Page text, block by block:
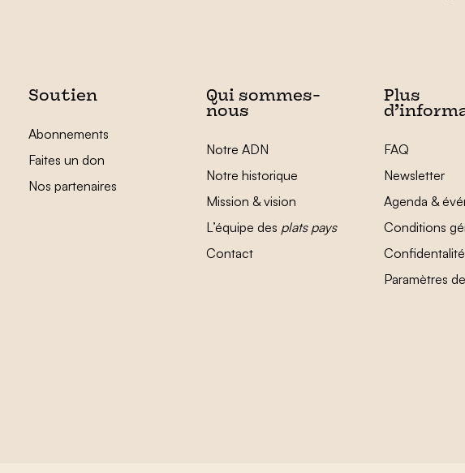
Soutien
Abonnements
Faites un don
Nos partenaires
Qui sommes-
nous
Notre ADN
Notre historique
Mission & vision
L’équipe des plats pays
Contact
Plus
FAQ
Newsletter
Agenda &
Conditions
Confidentalité
Paramètres